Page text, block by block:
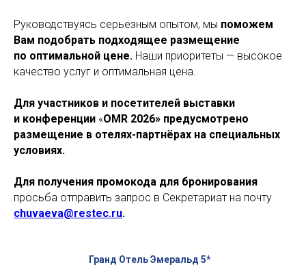
Руководствуясь серьезным опытом, мы поможем
Вам подобрать подходящее размещение
по оптимальной цене. Наши приоритеты — высокое
качество услуг и оптимальная цена.
Для участников и посетителей выставки
и конференции «OMR 2026» предусмотрено
размещение в отелях-партнёрах на специальных
условиях.
Для получения промокода для бронирования
просьба отправить запрос в Секретариат на почту
chuvaeva@restec.ru.
Гранд Отель Эмеральд 5*